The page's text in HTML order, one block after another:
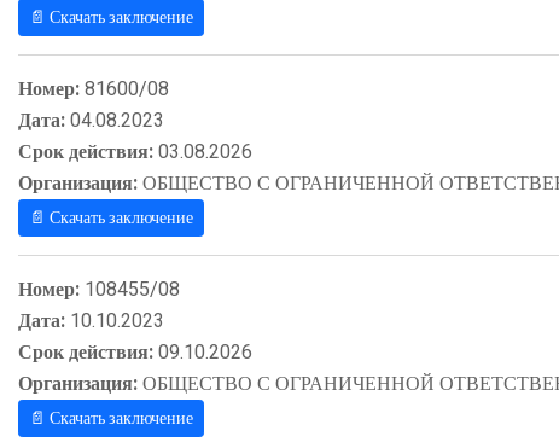
📄 Скачать заключение
Номер:81600/08
Дата:04.08.2023
Срок действия:03.08.2026
Организация:ОБЩЕСТВО С ОГРАНИЧЕННОЙ
📄 Скачать заключение
Номер: 108455/08
Дата: 10.10.2023
Срок действия:09.10.2026
Организация:ОБЩЕСТВО С ОГРАНИЧЕННОЙ
📄 Скачать заключение